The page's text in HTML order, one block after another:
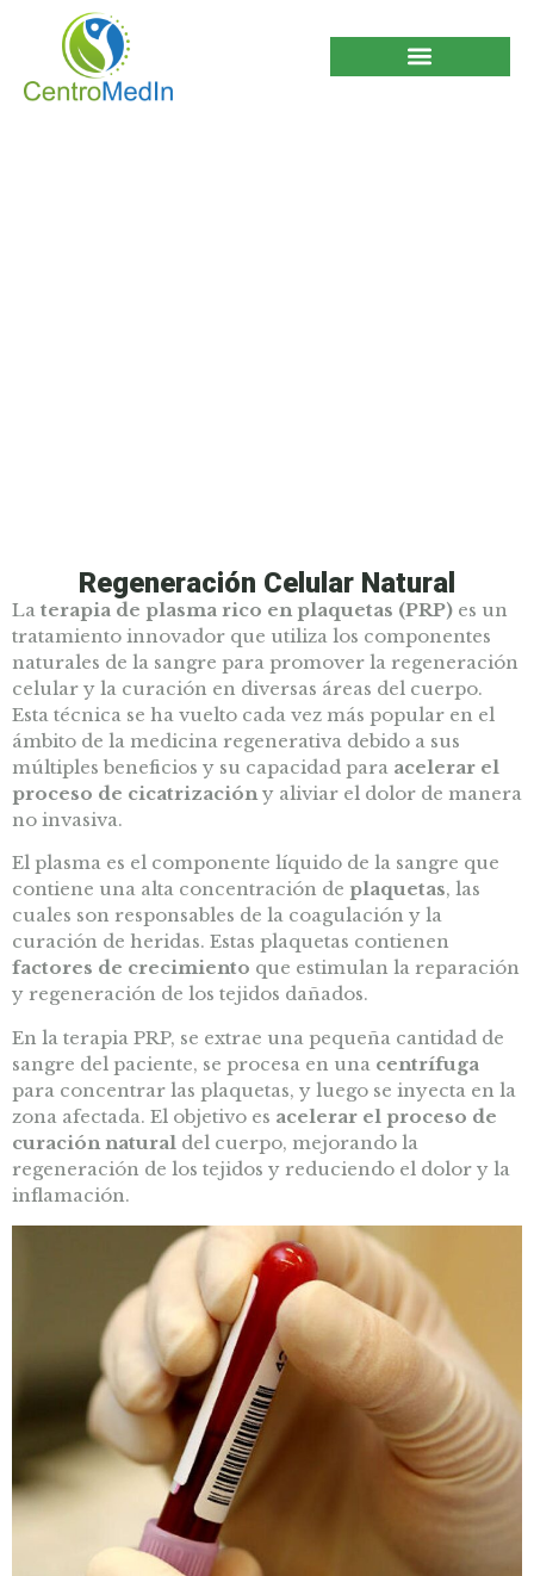
Regeneración Celular Natural
La terapia de plasma rico en plaquetas (PRP) es un
tratamiento innovador que utiliza los componentes
naturales de la sangre para promover la regeneración
celular y la curación en diversas áreas del cuerpo.
Esta técnica se ha vuelto cada vez más popular en el
ámbito de la medicina regenerativa debido a sus
múltiples beneficios y su capacidad para acelerar el
proceso de cicatrizacióny aliviar el dolor de manera
no invasiva.
El plasma es el componente líquido de la sangre que
contiene una alta concentración de plaquetas, las
cuales son responsables de la coagulación y la
curación de heridas. Estas plaquetas contienen
factores de crecimiento que estimulan la reparación
y regeneración de los tejidos dañados.
En la terapia PRP, se extrae una pequeña cantidad de
sangre del paciente, se procesa en una centrífuga
para concentrar las plaquetas, y luego se inyecta en la
zona afectada. El objetivo es acelerar el proceso de
curación natural del cuerpo, mejorando la
regeneración de los tejidos y reduciendo el dolor y la
inflamación.